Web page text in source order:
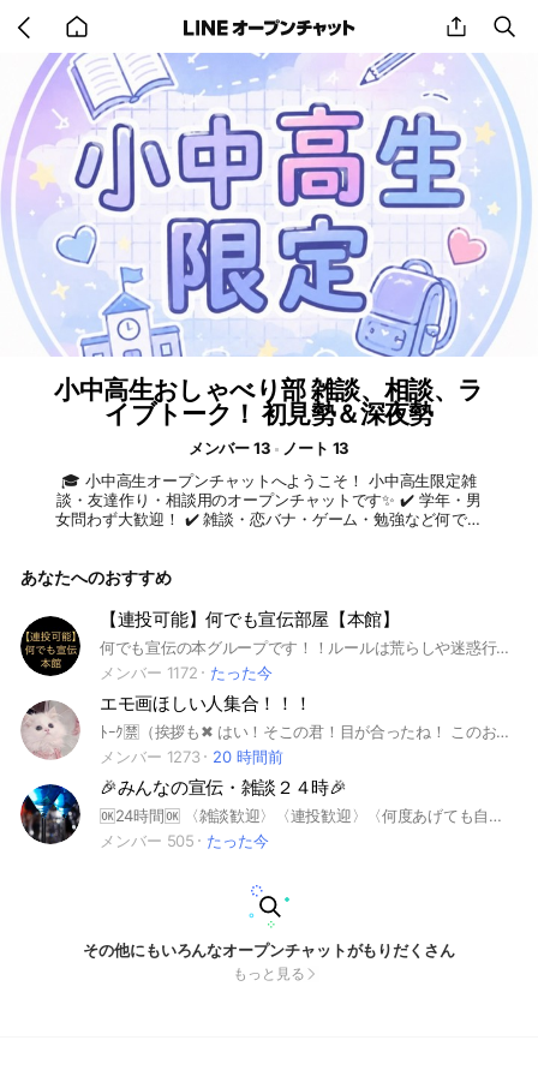
back
home
share
小中高生おしゃべり部 雑談、相談、ラ
イブトーク！ 初見勢＆深夜勢
メンバー 13
ノート 13
🎓 小中高生オープンチャットへようこそ！ 小中高生限定雑
談・友達作り・相談用のオープンチャットです✨ ✔️ 学年・男
女問わず大歓迎！ ✔️ 雑談・恋バナ・ゲーム・勉強など何でも
軽に参加して、たくさん話そう！ #小学校 #中学生 #高校生 #
つぶし #全国 #中学生生活 #高校生活 #小学生活
あなたへのおすすめ
【連投可能】何でも宣伝部屋【本館】
何でも宣伝の本グループです！！ルールは荒らしや迷惑行為及び規約違反はしない事のみです。 詳しくはノートのルールに書いてます👍 #宣伝 ＃拡散 ＃何でも #連投＃宣伝部屋＃オリキャラ＃雑談＃上位＃有名＃緩い#連投#初心者#サポート#オプチャサポート#オープンチャット#オプチャ#個性#拡散 #共有 #Live #Liveトーク
メンバー 1172
たった今
エモ画ほしい人集合！！！
ﾄｰｸ🈲（挨拶も✖︎ はい！そこの君！目が合ったね！ このおぷに入りましょ🙌🏻ˊ˗ 1300人目標🌷⸝⸝꙳ 記念すべき1300人目はだーれだ？ 最近どんどん人が減ってるんです涙涙 ぜひこのおぷへ！ ここは、かわいい、かっこいい、アニメ… なんでもＯＫ!! それにそれに！ 親バレ防止できちゃいます💖˖ ࣪⊹ ｾﾞｯｯｯｯﾀｲにばれるの嫌な人!! 名前の最後に、 📴←これを付けてね♩♩⋆͛ ︎︎︎︎︎︎☑︎付けてる人はメンションしません ︎︎︎︎︎︎☑︎リクエストしたい人はつけないで!! ︎︎︎︎︎︎☑︎つけてる人は投稿/コメントしないでね 嬉しいのことにこのｵﾌﾟﾁｬ… 優しくて性格いい&美男美女 の方がたーくさんいるんです😭 だ！か！ら！入って損なし‼️ ぜひぜひ気軽に入ってみてね!! ‪入ったらまず「大事なノート」みてね おぷで待ってるね！︎︎︎︎ ﾙｰﾙ🈁 ⒈トークで話すの禁止 これが親バレ防止に繋がるよ🤞🏻 ⒉荒らしだめ ⒊即抜けだめ ⒋宣伝目的での参加だめ ここは、エモ画を共有する所!! 👉🏻エモ画はノートにあるよ👈🏻 ⒌病みアピだめ おぷの雰囲気悪くなるからまじやめて ではでは！ お待ちしていますᕷ⋆͛* 建おぷ記念日‪˚。˳✧ 2025 ３／１ （Sat. １０人達成⋆͛⇢３／１（Sat. ２０人達成⋆͛⇢３／２（Sun. ３０人達成⋆͛⇢３／２４（Mon. ４０人達成⋆͛⇢４／１１（Fri. ５０人達成⋆͛⇢４／２５（Fri. ６０人達成⋆͛⇢４／２９（Tue. ７０人達成⋆͛⇢５／１（Thu. ８０人達成⋆͛⇢５／１７（Sat. ９０人達成⋆͛⇢５／１９（Mon. １００人達成⋆͛⇢５／２０（Tue. ２００人達成⋆͛⇢５／２６（Mon. ３００人達成⋆͛⇢６／４（Wed. ４００人達成⋆͛⇢６／２１（Sat. ５００人達成⋆͛⇢６／３０（Mon. ６００人達成⋆͛⇢７／２（Wed. ７００人達成⋆͛⇢７／１７（Thu. ８００人達成⋆͛⇢７／３０（Wed. ９００人達成⋆͛⇢８／１１（Mon. １０００人達成⋆͛⇢８／２６（Tue. #エモい#えもい#エモ画#えも画#雰囲気#画像#おしゃれ#オシャレ#写真#画像#アイコン#背景#あいこん#かわいい#かっこいい#エモい画像#雰囲気画像#韓国#韓国画像#j-pop#KーPOP#アニメ#サンリオ#ジャニーズ#アイドル#画像配布#親バレ防止#雑談#恋バナ#楽しい
メンバー 1273
20 時間前
🎉みんなの宣伝・雑談２４時🎉
🆗24時間🆗 〈雑談歓迎〉〈連投歓迎〉〈何度あげても自由だよー‼️ 自分のオプチャ！！宣伝しちゃおー🎉 どんどん宣伝しちゃってね！雑談も自由だよ✨ 荒らし❌即抜けｻﾝお断り😀見つけ次第高確率そのおプチャは、宣伝できない設定をさせていただきます
メンバー 505
たった今
その他にもいろんなオープンチャットがもりだくさん
もっと見る